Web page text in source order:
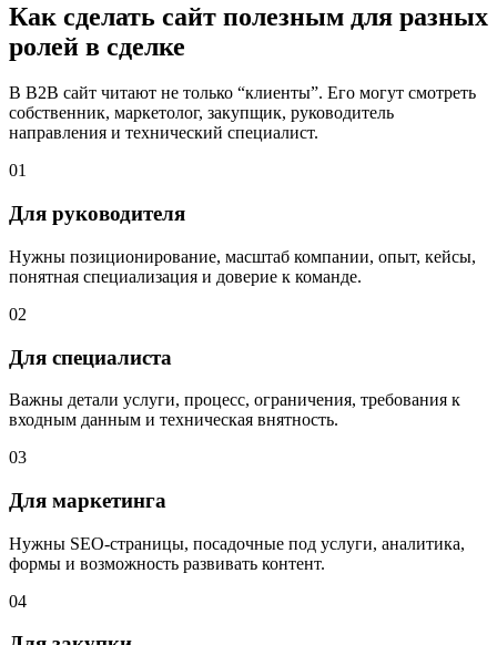
Как сделать сайт полезным для разных
ролей в сделке
В B2B сайт читают не только “клиенты”. Его могут смотреть
собственник, маркетолог, закупщик, руководитель
направления и технический специалист.
01
Для руководителя
Нужны позиционирование, масштаб компании, опыт, кейсы,
понятная специализация и доверие к команде.
02
Для специалиста
Важны детали услуги, процесс, ограничения, требования к
входным данным и техническая внятность.
03
Для маркетинга
Нужны SEO-страницы, посадочные под услуги, аналитика,
формы и возможность развивать контент.
04